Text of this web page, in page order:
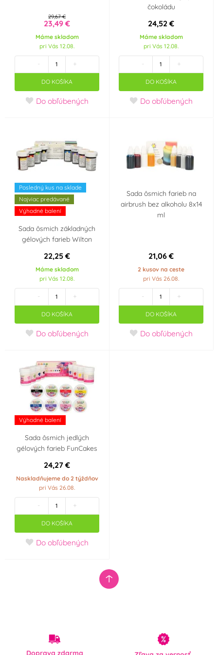
Zelená (5) Zlatá (2)
Žlutá (5)
Výrobce deklaruje
E171 Free (2)
Vhodné pro
vegetariány (1)
29,67 €
23,49 €
Máme skladom
pri Vás 12.08.
- +
DO KOŠÍKA
Do obľúbených
čokoládu
24,52 €
Máme skladom
pri Vás 12.08.
- +
DO KOŠÍKA
Do obľúbených
Posledný kus na sklade
Najviac predávané
Výhodné balení
Sada ôsmich základných
gélových farieb Wilton
22,25 €
Máme skladom
pri Vás 12.08.
- +
DO KOŠÍKA
Do obľúbených
Sada ôsmich farieb na
airbrush bez alkoholu 8x14
ml
21,06 €
2 kusov na ceste
pri Vás 26.08.
- +
DO KOŠÍKA
Do obľúbených
Výhodné balení
Sada ôsmich jedlých
gélových farieb FunCakes
24,27 €
Naskladňujeme do 2 týždňov
pri Vás 26.08.
- +
DO KOŠÍKA
Do obľúbených
Doprava zdarma